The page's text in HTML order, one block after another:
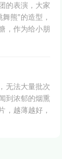
的表演，大家
熊”的造型，
，作为给小朋
无法大量批次
到浓郁的烟熏
，越薄越好，